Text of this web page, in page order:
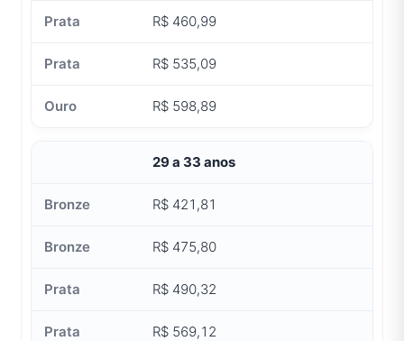
R$ 460,99
R$ 535,09
R$ 598,89
29 a 33 anos
R$ 421,81
R$ 475,80
R$ 490,32
R$ 569,12